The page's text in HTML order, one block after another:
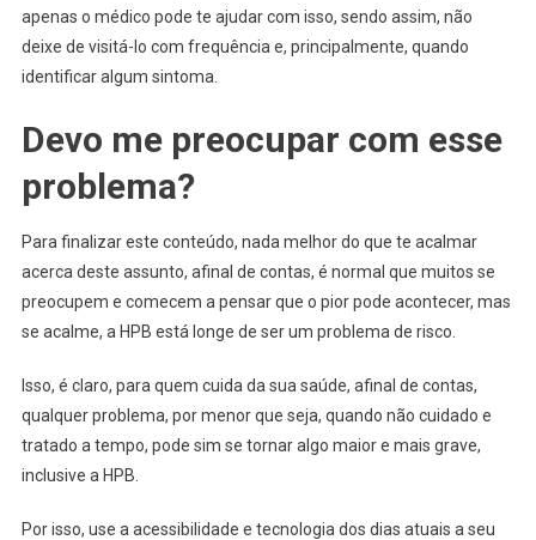
apenas o médico pode te ajudar com isso, sendo assim, não
deixe de visitá-lo com frequência e, principalmente, quando
identificar algum sintoma.
Devo me preocupar com esse
problema?
Para finalizar este conteúdo, nada melhor do que te acalmar
acerca deste assunto, afinal de contas, é normal que muitos se
preocupem e comecem a pensar que o pior pode acontecer, mas
se acalme, a HPB está longe de ser um problema de risco.
Isso, é claro, para quem cuida da sua saúde, afinal de contas,
qualquer problema, por menor que seja, quando não cuidado e
tratado a tempo, pode sim se tornar algo maior e mais grave,
inclusive a HPB.
Por isso, use a acessibilidade e tecnologia dos dias atuais a seu